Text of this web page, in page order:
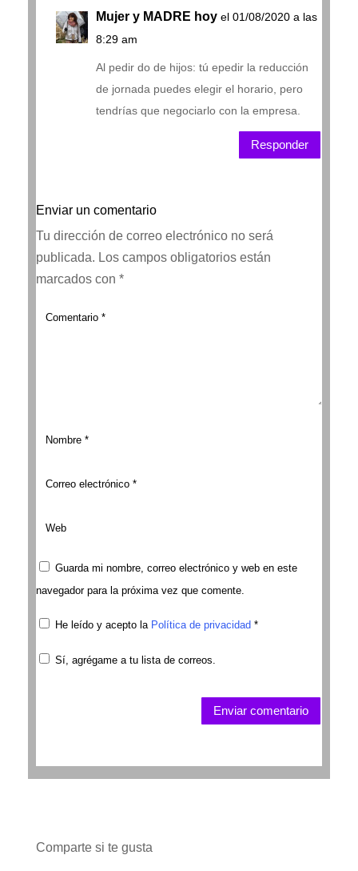
Mujer y MADRE hoy el 01/08/2020 a las
8:29 am
Al pedir do de hijos: tú epedir la reducción
de jornada puedes elegir el horario, pero
tendrías que negociarlo con la empresa.
Responder
Enviar un comentario
Tu dirección de correo electrónico no será
publicada. Los campos obligatorios están
marcados con *
Guarda mi nombre, correo electrónico y web en este
navegador para la próxima vez que comente.
He leído y acepto la Política de privacidad *
Sí, agrégame a tu lista de correos.
Enviar comentario
Comparte si te gusta